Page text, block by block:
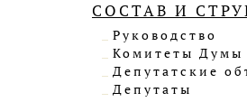
СОСТАВ И
Руководство
Комитеты Думы
Депутатские
Депутаты